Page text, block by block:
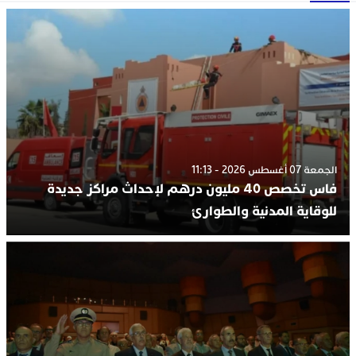
الجمعة 07 أغسطس 2026 - 11:13
فاس تخصص 40 مليون درهم لإحداث مراكز جديدة
للوقاية المدنية والطوارئ